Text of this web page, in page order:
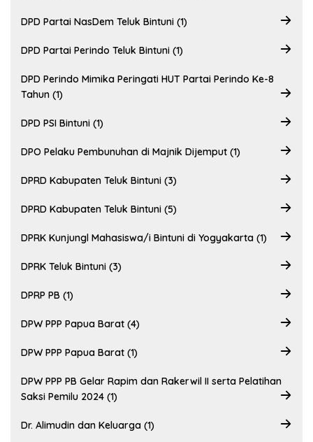
DPD Partai NasDem Teluk Bintuni (1)
DPD Partai Perindo Teluk Bintuni (1)
DPD Perindo Mimika Peringati HUT Partai Perindo Ke-8
Tahun (1)
DPD PSI Bintuni (1)
DPO Pelaku Pembunuhan di Majnik Dijemput (1)
DPRD Kabupaten Teluk Bintuni (3)
DPRD Kabupaten Teluk Bintuni (5)
DPRK Kunjungl Mahasiswa/i Bintuni di Yogyakarta (1)
DPRK Teluk Bintuni (3)
DPRP PB (1)
DPW PPP Papua Barat (4)
DPW PPP Papua Barat (1)
DPW PPP PB Gelar Rapim dan Rakerwil II serta Pelatihan
Saksi Pemilu 2024 (1)
Dr. Alimudin dan Keluarga (1)